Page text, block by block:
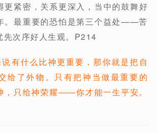
更紧密，关系更深入，当中的鼓舞好
。最重要的恐怕是第三个益处——苦
先次序好人生观。P214
有什么比神更重要，那你就是把自
给了外物。只有把神当做最重要的
只给神荣耀——你才能一生平安。